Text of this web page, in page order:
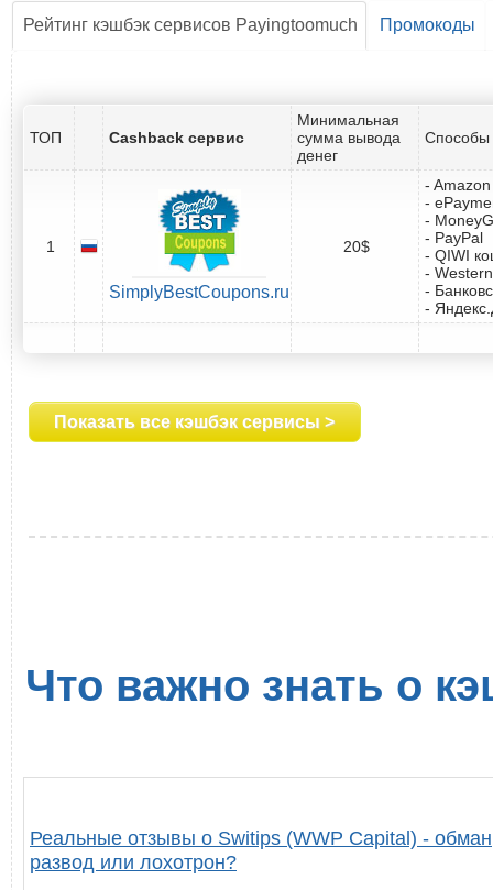
Рейтинг кэшбэк сервисов Payingtoomuch Промокоды
ТОП Cashback сервис
Минимальная
сумма вывода
денег
Способы
1
SimplyBestCoupons.ru
20$
-
-
-
- PayPal
- QIWI
-
-
-
Показать все кэшбэк сервисы >
Что важно знать о
Реальные отзывы о Switips (WWP Capital) -
развод или лохотрон?